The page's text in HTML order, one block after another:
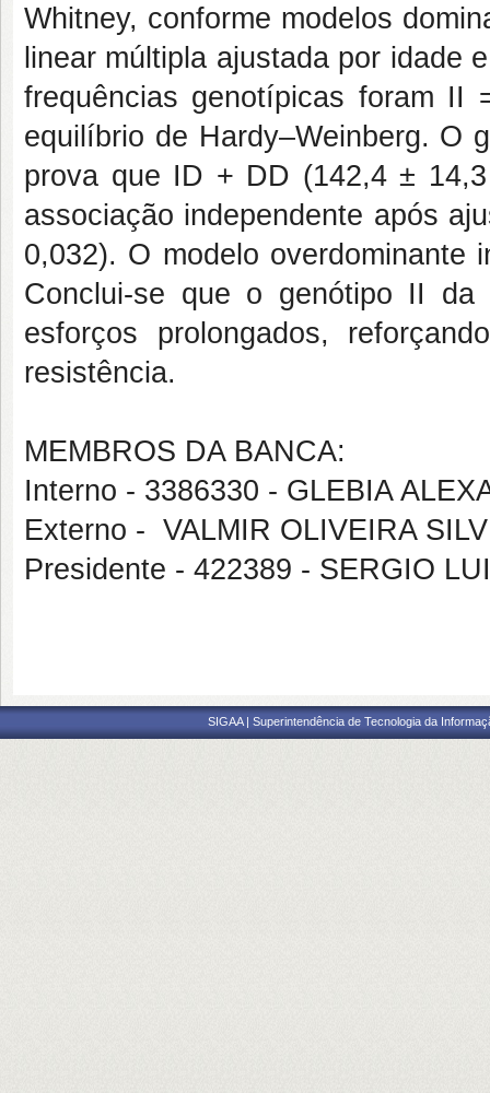
Whitney, conforme modelos
linear múltipla ajustada por idade
frequências genotípicas foram
equilíbrio de Hardy–Weinberg. O
prova que ID + DD (142,4 ±
associação independente após
0,032). O modelo overdominante
Conclui-se que o genótipo II da
esforços prolongados,
resistência.
MEMBROS DA BANCA:
Interno - 3386330 - GLEBIA
Externo - VALMIR OLIVEIRA
Presidente - 422389 - SERGIO
SIGAA | Superintendência de Tecnologia da